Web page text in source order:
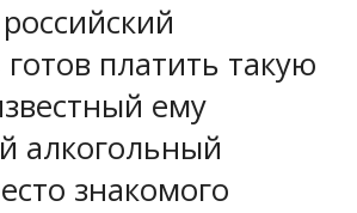
платить такую
ему
алкогольный
знакомого